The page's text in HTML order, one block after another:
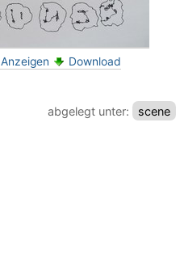
Anzeigen Download
abgelegt unter: scene